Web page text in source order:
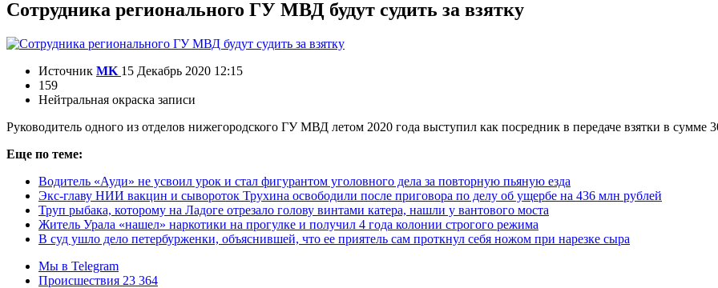
Сотрудника регионального ГУ МВД будут судить за взятку
Источник MK 15 Декабрь 2020 12:15
159
Нейтральная окраска записи
Руководитель одного из отделов нижегородского ГУ МВД летом 2020 года выступил как посредник в передаче взятки в сумме
Еще по теме:
Водитель «Ауди» не усвоил урок и стал фигурантом уголовного дела за повторную пьяную езда
Экс-главу НИИ вакцин и сывороток Трухина освободили после приговора по делу об ущербе на 436 млн рублей
Труп рыбака, которому на Ладоге отрезало голову винтами катера, нашли у вантового моста
Житель Урала «нашел» наркотики на прогулке и получил 4 года колонии строгого режима
В суд ушло дело петербурженки, объяснившей, что ее приятель сам проткнул себя ножом при нарезке сыра
Мы в Telegram
Происшествия 23 364